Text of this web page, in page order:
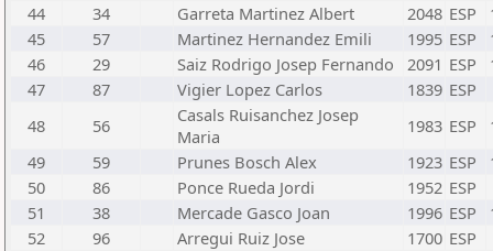
44
34 Garreta Martinez Albert 2048 ESP
45
57 Martinez Hernandez Emili 1995 ESP
46
29 Saiz Rodrigo Josep Fernando 2091 ESP
47
87 Vigier Lopez Carlos 1839 ESP
48
56
Casals Ruisanchez Josep
Maria
1983 ESP
49
59 Prunes Bosch Alex 1923 ESP
50
86 Ponce Rueda Jordi 1952 ESP
51
38 Mercade Gasco Joan 1996 ESP
52
96 Arregui Ruiz Jose 1700 ESP